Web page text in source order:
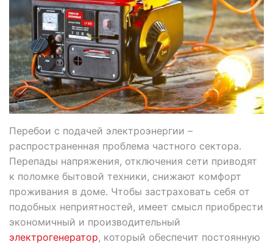
Перебои с подачей электроэнергии –
распространенная проблема частного сектора.
Перепады напряжения, отключения сети приводят
к поломке бытовой техники, снижают комфорт
проживания в доме. Чтобы застраховать себя от
подобных неприятностей, имеет смысл приобрести
экономичный и производительный
электрогенератор, который обеспечит постоянную